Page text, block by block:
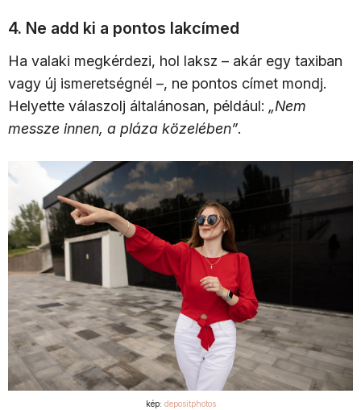
4. Ne add ki a pontos lakcímed
Ha valaki megkérdezi, hol laksz – akár egy taxiban
vagy új ismeretségnél –, ne pontos címet mondj.
Helyette válaszolj általánosan, például: „Nem
messze innen, a pláza közelében”.
kép: depositphotos